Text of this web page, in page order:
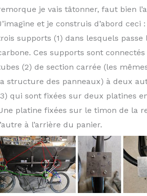
je vais tâtonner, faut bien
et je construis d’abord ceci :
supports (1) dans lesquels passe
Ces supports sont connectés
(2) de section carrée (les
structure des panneaux) à deux
qui sont fixées sur deux platines
platine fixées sur le timon de la
à l’arrière du panier.